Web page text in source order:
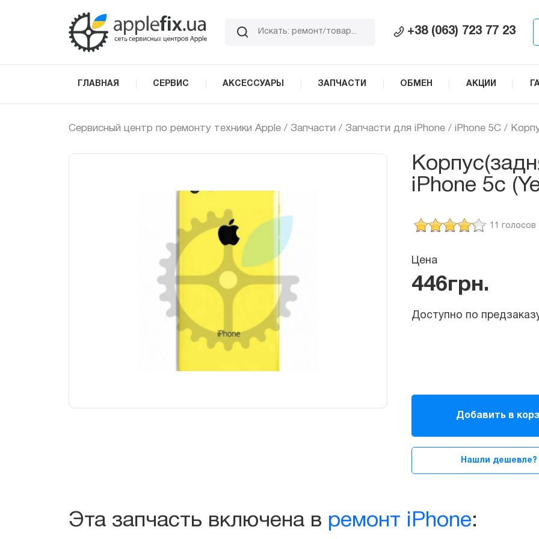
+38 (063) 723 77 23
ГЛАВНАЯ СЕРВИС АКСЕССУАРЫ ЗАПЧАСТИ ОБМЕН АКЦИИ
Сервисный центр по ремонту техники Apple / Запчасти / Запчасти для iPhone / iPhone 5C /
iPhone 5c
11 голосов
Цена
446грн.
Добавить в
Нашли дешевле?
Эта запчасть включена в ремонт iPhone: